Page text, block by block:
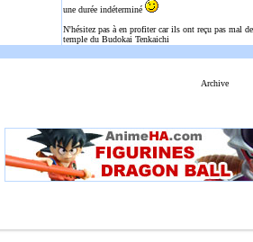
une durée indéterminé
N'hésitez pas à en profiter car ils ont reçu pas mal
temple du Budokai Tenkaichi
Archive